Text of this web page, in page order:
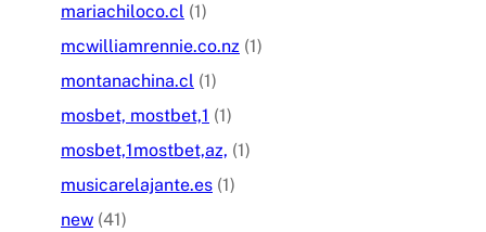
mariachiloco.cl (1)
mcwilliamrennie.co.nz (1)
montanachina.cl (1)
mosbet, mostbet,1 (1)
mosbet,1mostbet,az, (1)
musicarelajante.es (1)
new (41)